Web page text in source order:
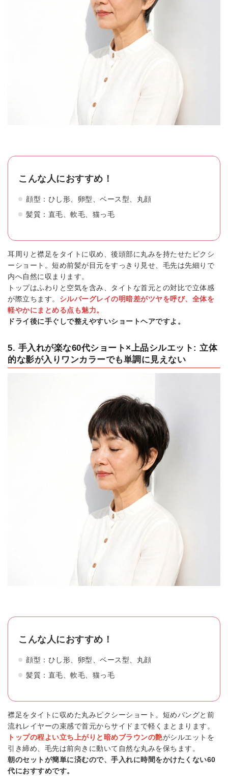
こんな人におすすめ！
顔型：ひし形、卵型、ベース型、丸顔
髪質：直毛、軟毛、猫っ毛
耳周りと襟足をタイトに収め、後頭部に丸みを持たせたピクシ
ーショート。短め前髪が目元をすっきり見せ、毛先は先細りで
内へ自然に収まります。
トップはふわりと空気を含み、タイトな首元との対比で立体感
が際立ちます。 シルバーグレイの明暗差がツヤを呼び、全体を
軽やかにまとめる点も魅力。
ドライ後に手ぐしで整えやすいショートヘアですよ。
5. 手入れが楽な60代ショート×上品シルエット: 立体
的な影が入りワンカラーでも単調に見えない
こんな人におすすめ！
顔型：ひし形、卵型、ベース型、丸顔
髪質：直毛、軟毛、猫っ毛
襟足をタイトに収めた丸みピクシーショート。短めバングと前
流れレイヤーの束感で首元からサイドまで軽くまとまります。
トップの程よい立ち上がりと暗めブラウンの艶がシルエットを
引き締め、毛先は前向きに動いて自然な丸みを保ちます。
朝のセットが簡単に済むので、手入れに時間をかけたくない60
代におすすめです。